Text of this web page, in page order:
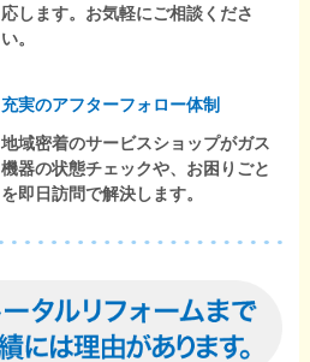
応します。お気軽にご相談くださ
い。
充実のアフターフォロー体制
地域密着のサービスショップがガス
機器の状態チェックや、お困りごと
を即日訪問で解決します。